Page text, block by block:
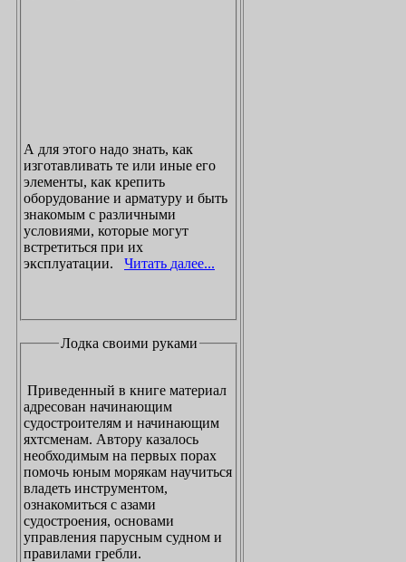
А для этого надо знать, как
изготавливать те или иные его
элементы, как крепить
оборудование и арматуру и быть
знакомым с различными
условиями, которые могут
встретиться при их
эксплуатации.
Читать далее...
Лодка своими руками
Приведенный в книге материал
адресован начинающим
судостроителям и начинающим
яхтсменам. Автору казалось
необходимым на первых порах
помочь юным морякам научиться
владеть инструментом,
ознакомиться с азами
судостроения, основами
управления парусным судном и
правилами гребли.